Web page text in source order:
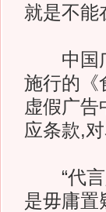
就是不能
中国广
施行的《
虚假广
应条款,
“代言
是毋庸置